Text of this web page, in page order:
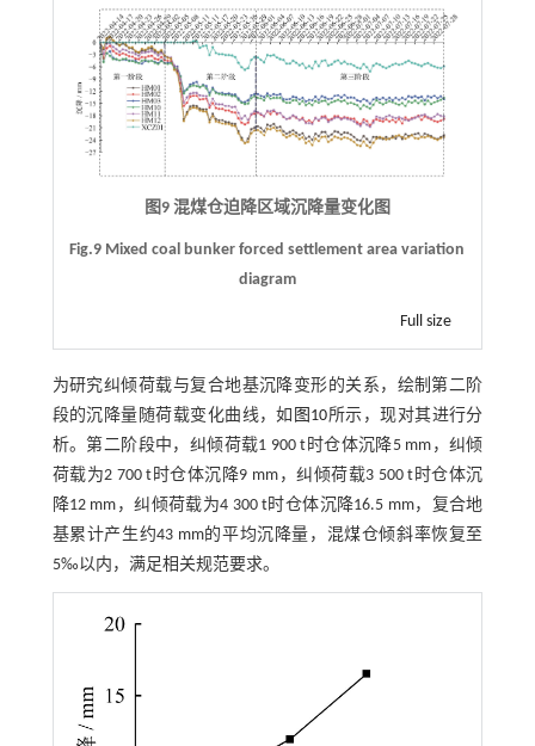
图9 混煤仓迫降区域沉降量变化图
Fig.9 Mixed coal bunker forced settlement area variation
diagram
Full size
为研究纠倾荷载与复合地基沉降变形的关系，绘制第二阶
段的沉降量随荷载变化曲线，如 图10所示，现对其进行分
析。第二阶段中，纠倾荷载1 900 t时仓体沉降5 mm，纠倾
荷载为2 700 t时仓体沉降9 mm，纠倾荷载3 500 t时仓体沉
降12 mm，纠倾荷载为4 300 t时仓体沉降16.5 mm，复合地
基累计产生约43 mm的平均沉降量，混煤仓倾斜率恢复至
5‰以内，满足相关规范要求。